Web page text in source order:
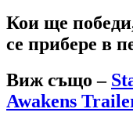
Кои ще
се прибере в
Виж също –
Awakens